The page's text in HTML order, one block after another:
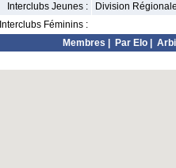
Interclubs Jeunes :
Division
Interclubs Féminins :
Membres
Par Elo